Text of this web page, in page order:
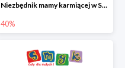
Niezbędnik mamy karmiącej w Smyku do -40%
40%